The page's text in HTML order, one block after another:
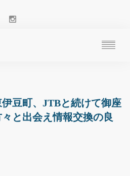
豆町、JTBと続けて御座
と出会え情報交換の良